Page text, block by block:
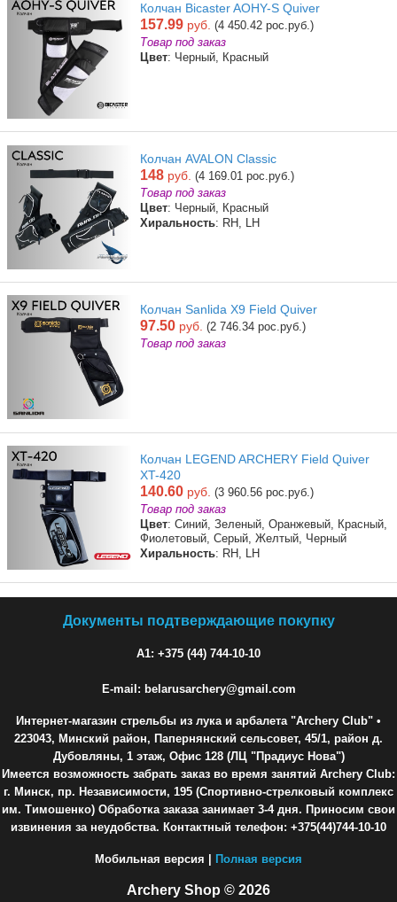
Колчан Bicaster AOHY-S Quiver
157.99 руб. (4 450.42 рос.руб.)
Товар под заказ
Цвет: Черный, Красный
Колчан AVALON Classic
148 руб. (4 169.01 рос.руб.)
Товар под заказ
Цвет: Черный, Красный
Хиральность: RH, LH
Колчан Sanlida X9 Field Quiver
97.50 руб. (2 746.34 рос.руб.)
Товар под заказ
Колчан LEGEND ARCHERY Field Quiver
XT-420
140.60 руб. (3 960.56 рос.руб.)
Товар под заказ
Цвет: Синий, Зеленый, Оранжевый, Красный,
Фиолетовый, Серый, Желтый, Черный
Хиральность: RH, LH
Документы подтверждающие покупку
A1: +375 (44) 744-10-10
E-mail: belarusarchery@gmail.com
Интернет-магазин стрельбы из лука и арбалета "Archery Club" •
223043, Минский район, Папернянский сельсовет, 45/1, район д.
Дубовляны, 1 этаж, Офис 128 (ЛЦ "Прадиус Нова")
Имеется возможность забрать заказ во время занятий Archery Club:
г. Минск, пр. Независимости, 195 (Спортивно-стрелковый комплекс
им. Тимошенко) Обработка заказа занимает 3-4 дня. Приносим свои
извинения за неудобства. Контактный телефон: +375(44)744-10-10
Мобильная версия | Полная версия
Archery Shop © 2026